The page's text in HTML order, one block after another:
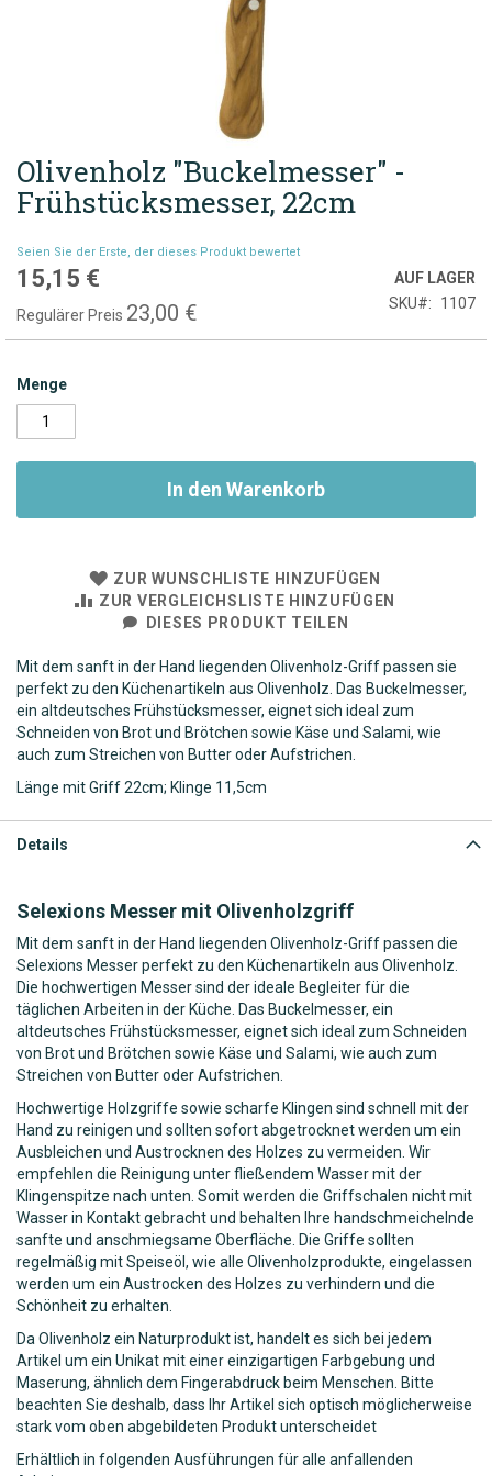
Zum
Anfang
der
springen
Olivenholz "Buckelmesser" -
Frühstücksmesser, 22cm
Seien Sie der Erste, der dieses Produkt bewertet
Sonderpreis
15,15 €
Regulärer Preis 23,00 €
AUF LAGER
SKU
1107
Menge
In den Warenkorb
ZUR WUNSCHLISTE HINZUFÜGEN
ZUR VERGLEICHSLISTE HINZUFÜGEN
DIESES PRODUKT TEILEN
Mit dem sanft in der Hand liegenden Olivenholz-Griff passen sie
perfekt zu den Küchenartikeln aus Olivenholz. Das Buckelmesser,
ein altdeutsches Frühstücksmesser, eignet sich ideal zum
Schneiden von Brot und Brötchen sowie Käse und Salami, wie
auch zum Streichen von Butter oder Aufstrichen.
Länge mit Griff 22cm; Klinge 11,5cm
Details
Selexions Messer mit Olivenholzgriff
Mit dem sanft in der Hand liegenden Olivenholz-Griff passen die
Selexions Messer perfekt zu den Küchenartikeln aus Olivenholz.
Die hochwertigen Messer sind derideale Begleiter für die
täglichen Arbeiten in der Küche. Das Buckelmesser, ein
altdeutsches Frühstücksmesser, eignet sich ideal zum Schneiden
von Brot und Brötchen sowie Käse und Salami, wie auch zum
Streichen von Butter oder Aufstrichen.
Hochwertige Holzgriffe sowie scharfe Klingen sind schnell mit der
Hand zu reinigen und sollten sofort abgetrocknet werden um ein
Ausbleichen und Austrocknen des Holzes zu vermeiden. Wir
empfehlen die Reinigung unter fließendem Wasser mit der
Klingenspitze nach unten. Somit werden die Griffschalen nicht mit
Wasser in Kontakt gebracht und behalten Ihre handschmeichelnde
sanfte und anschmiegsame Oberfläche. Die Griffe sollten
regelmäßig mit Speiseöl, wie alle Olivenholzprodukte, eingelassen
werden um ein Austrocken des Holzes zu verhindern und die
Schönheit zu erhalten.
Da Olivenholz ein Naturprodukt ist, handelt es sich bei jedem
Artikel um ein Unikat mit einer einzigartigen Farbgebung und
Maserung, ähnlich dem Fingerabdruck beim Menschen. Bitte
beachten Sie deshalb, dass Ihr Artikel sich optisch möglicherweise
stark vom oben abgebildeten Produkt unterscheidet
Erhältlich in folgenden Ausführungen für alle anfallenden